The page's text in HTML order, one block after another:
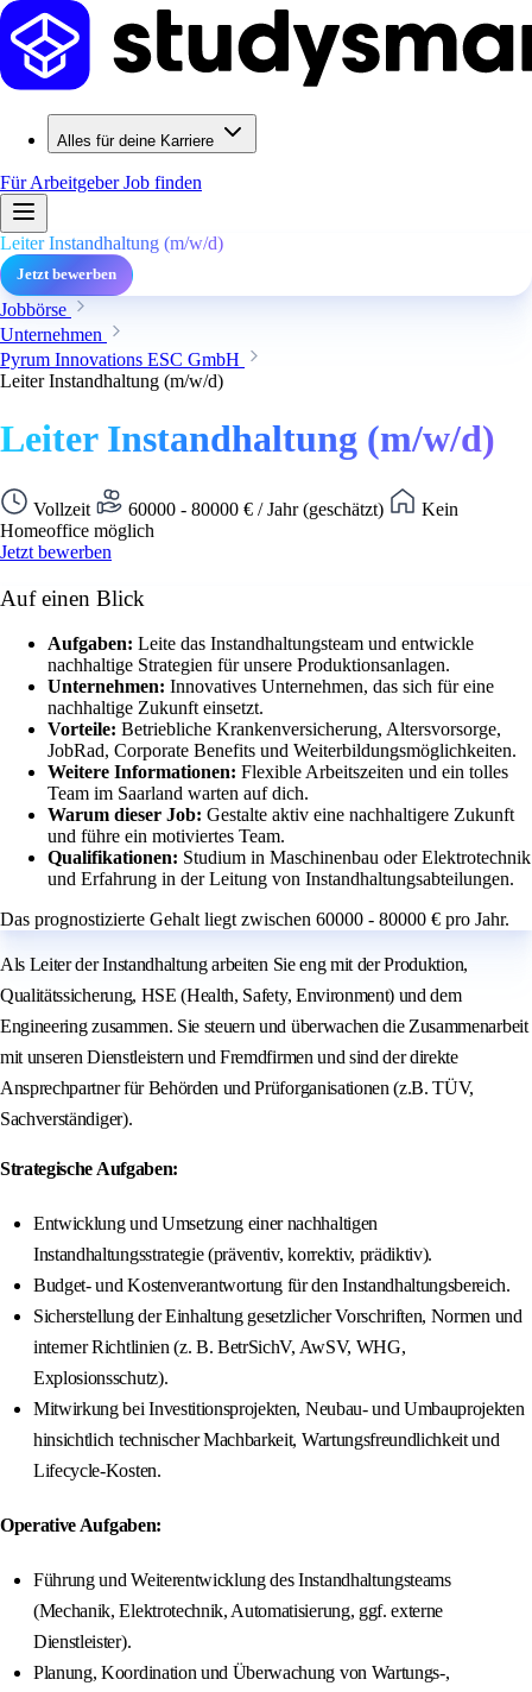
Alles für deine Karriere
Für ArbeitgeberJob finden
Leiter Instandhaltung (m/w/d)
Jetzt bewerben
Jobbörse
Unternehmen
Pyrum Innovations ESC GmbH
Leiter Instandhaltung (m/w/d)
Leiter Instandhaltung (m/w/d)
Vollzeit 60000 - 80000 € / Jahr (geschätzt)
Kein
Homeoffice möglich
Jetzt bewerben
Auf einen Blick
Aufgaben: Leite das Instandhaltungsteam und entwickle
nachhaltige Strategien für unsere Produktionsanlagen.
Unternehmen: Innovatives Unternehmen, das sich für eine
nachhaltige Zukunft einsetzt.
Vorteile: Betriebliche Krankenversicherung, Altersvorsorge,
JobRad, Corporate Benefits und Weiterbildungsmöglichkeiten.
Weitere Informationen: Flexible Arbeitszeiten und ein tolles
Team im Saarland warten auf dich.
Warum dieser Job: Gestalte aktiv eine nachhaltigere Zukunft
und führe ein motiviertes Team.
Qualifikationen: Studium in Maschinenbau oder Elektrotechnik
und Erfahrung in der Leitung von Instandhaltungsabteilungen.
Das prognostizierte Gehalt liegt zwischen 60000 - 80000 € pro Jahr.
Als Leiter der Instandhaltung arbeiten Sie eng mit der Produktion,
Qualitätssicherung, HSE (Health, Safety, Environment) und dem
Engineering zusammen. Sie steuern und überwachen die Zusammenarbeit
mit unseren Dienstleistern und Fremdfirmen und sind der direkte
Ansprechpartner für Behörden und Prüforganisationen (z.B. TÜV,
Sachverständiger).
Strategische Aufgaben:
Entwicklung und Umsetzung einer nachhaltigen
Instandhaltungsstrategie (präventiv, korrektiv, prädiktiv).
Budget- und Kostenverantwortung für den Instandhaltungsbereich.
Sicherstellung der Einhaltung gesetzlicher Vorschriften, Normen und
interner Richtlinien (z. B. BetrSichV, AwSV, WHG,
Explosionsschutz).
Mitwirkung bei Investitionsprojekten, Neubau- und Umbauprojekten
hinsichtlich technischer Machbarkeit, Wartungsfreundlichkeit und
Lifecycle-Kosten.
Operative Aufgaben:
Führung und Weiterentwicklung des Instandhaltungsteams
(Mechanik, Elektrotechnik, Automatisierung, ggf. externe
Dienstleister).
Planung, Koordination und Überwachung von Wartungs-,